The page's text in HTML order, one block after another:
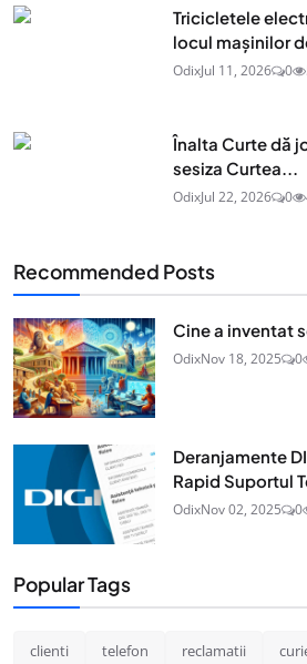
Tricicletele
locul mașinilor
OdixJul 11, 2026 0
Înalta Curte dă
sesiza Curtea...
OdixJul 22, 2026 0
Recommended Posts
Cine a inventat
OdixNov 18, 2025 0
Deranjamente
Rapid Suportul
OdixNov 02, 2025 0
Popular Tags
clienti telefon reclamatii